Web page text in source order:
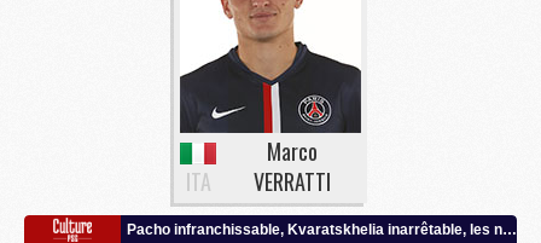
ITA
Marco
VERRATTI